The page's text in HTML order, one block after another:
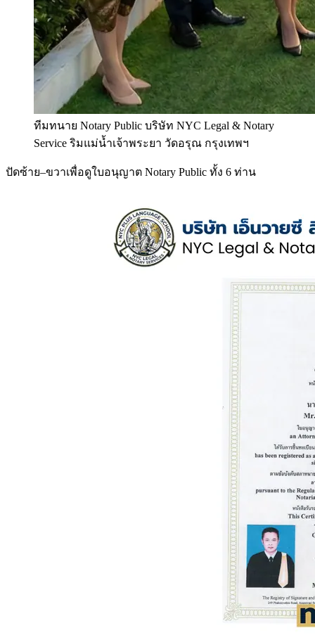
ทีมทนาย Notary Public บริษัท NYC Legal & Notary
Service ริมแม่น้ำเจ้าพระยา วัดอรุณ กรุงเทพฯ
ปัดซ้าย–ขวาเพื่อดูใบอนุญาต Notary Public ทั้ง 6 ท่าน